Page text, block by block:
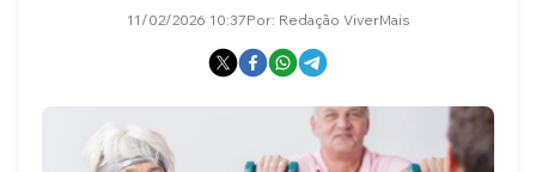
BELEZA
MULHER
11/02/2026 10:37Por: Redação ViverMais